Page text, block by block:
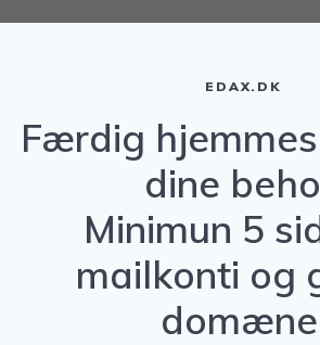
EDAX.DK
Færdig
dine
Minimun 5
mailkonti og